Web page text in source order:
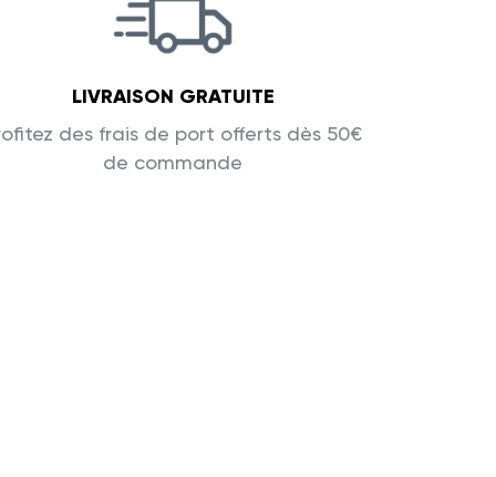
LIVRAISON GRATUITE
des frais de port offerts dès 50€
de commande